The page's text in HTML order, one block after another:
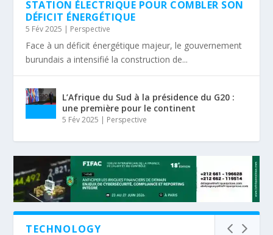
STATION ÉLECTRIQUE POUR COMBLER SON
DÉFICIT ÉNERGÉTIQUE
5 Fév 2025 | Perspective
Face à un déficit énergétique majeur, le gouvernement
burundais a intensifié la construction de...
L’Afrique du Sud à la présidence du G20 :
une première pour le continent
5 Fév 2025 | Perspective
TECHNOLOGY